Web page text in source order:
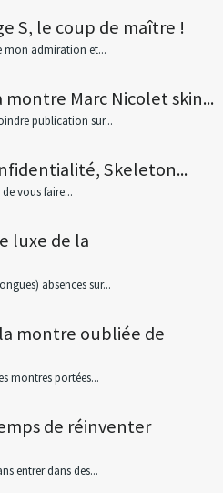
S, le coup de maître !
mon admiration et...
montre Marc Nicolet skin...
publication sur...
Skeleton...
vous faire...
luxe de la
absences sur...
montre oubliée de
montres portées...
de réinventer
entrer dans des...